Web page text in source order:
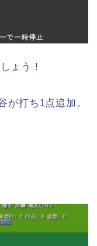
ょう！
が打ち1点追加。